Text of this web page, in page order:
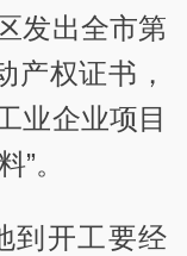
发出全市第
产权证书，
业企业项目
”。
到开工要经